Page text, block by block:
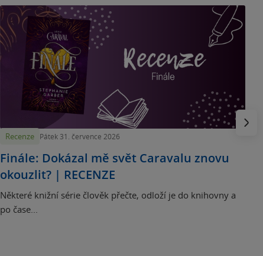
Recenze Pátek 31. července 2026
Finále: Dokázal mě svět Caravalu znovu
okouzlit? | RECENZE
Některé knižní série člověk přečte, odloží je do knihovny a
po čase...